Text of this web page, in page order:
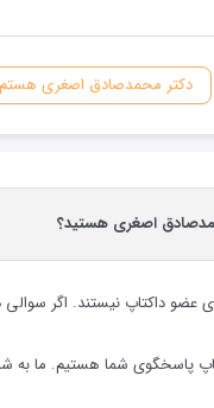
دکتر محمدصادق اصغری هستم
اصغری هستید؟
عضو داکتاپ نیستند. اگر سوالی
پاسخگوی شما هستیم. ما به